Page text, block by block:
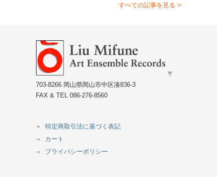
すべての記事を見る >
〒
703-8266 岡山県岡山市中区湊836-3
FAX & TEL 086-276-8560
特定商取引法に基づく表記
カート
プライバシーポリシー